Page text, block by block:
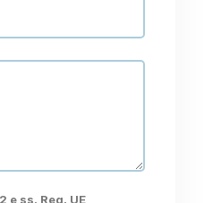
e ss. Reg. UE